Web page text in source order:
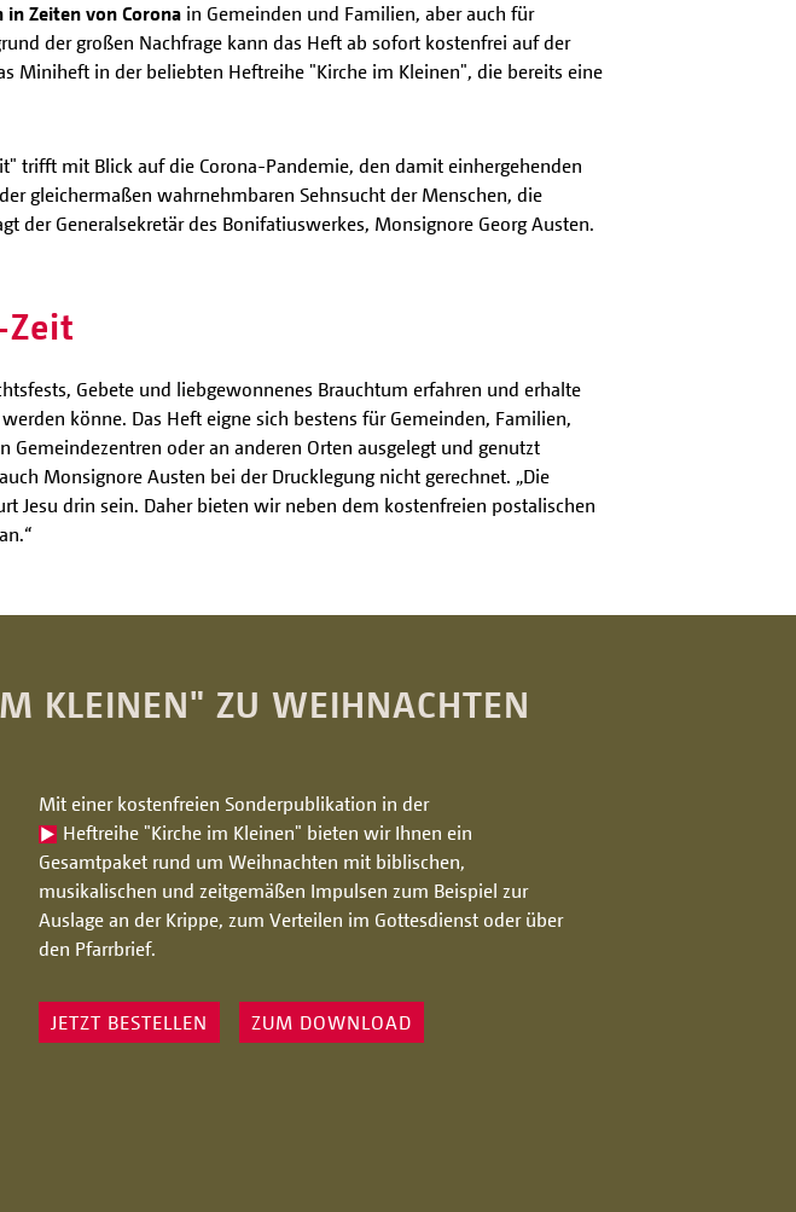
Zeiten von Corona in Gemeinden und Familien, aber auch für
der großen Nachfrage kann das Heft ab sofort kostenfrei auf der
Miniheft in der beliebten Heftreihe "Kirche im Kleinen", die bereits eine
trifft mit Blick auf die Corona-Pandemie, den damit einhergehenden
gleichermaßen wahrnehmbaren Sehnsucht der Menschen, die
der Generalsekretär des Bonifatiuswerkes, Monsignore Georg Austen.
Gebete und liebgewonnenes Brauchtum erfahren und erhalte
könne. Das Heft eigne sich bestens für Gemeinden, Familien,
oder an anderen Orten ausgelegt und genutzt
Monsignore Austen bei der Drucklegung nicht gerechnet. „Die
Jesu drin sein. Daher bieten wir neben dem kostenfreien postalischen
KLEINEN" ZU WEIHNACHTEN
Mit einer kostenfreien Sonderpublikation in der
Heftreihe "Kirche im Kleinen" bieten wir Ihnen ein
Gesamtpaket rund um Weihnachten mit biblischen,
musikalischen und zeitgemäßen Impulsen zum Beispiel zur
Auslage an der Krippe, zum Verteilen im Gottesdienst oder über
den Pfarrbrief.
JETZT BESTELLEN ZUM DOWNLOAD